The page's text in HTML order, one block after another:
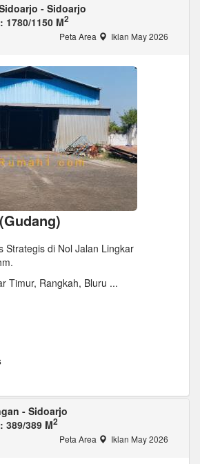
- Sidoarjo
1780/1150 M2
Peta Area Iklan May 2026
Strategis di Nol Jalan Lingkar
Timur, Rangkah, Bluru ...
- Sidoarjo
389/389 M2
Peta Area Iklan May 2026